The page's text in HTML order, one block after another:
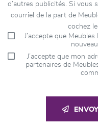
d’autres publicités. Si vous
courriel de la part de
cochez
J’accepte que
J’accepte que mon
partenaires de